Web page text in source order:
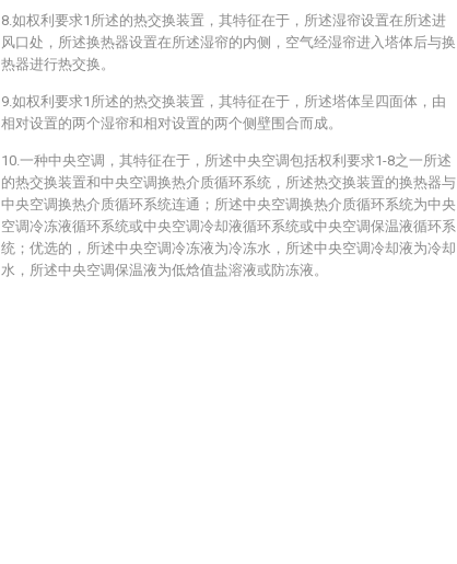
8.如权利要求1所述的热交换装置，其特征在于，所述湿帘设置在所述进
风口处，所述换热器设置在所述湿帘的内侧，空气经湿帘进入塔体后与换
热器进行热交换。
9.如权利要求1所述的热交换装置，其特征在于，所述塔体呈四面体，由
相对设置的两个湿帘和相对设置的两个侧壁围合而成。
10.一种中央空调，其特征在于，所述中央空调包括权利要求1-8之一所述
的热交换装置和中央空调换热介质循环系统，所述热交换装置的换热器与
中央空调换热介质循环系统连通；所述中央空调换热介质循环系统为中央
空调冷冻液循环系统或中央空调冷却液循环系统或中央空调保温液循环系
统；优选的，所述中央空调冷冻液为冷冻水，所述中央空调冷却液为冷却
水，所述中央空调保温液为低焓值盐溶液或防冻液。